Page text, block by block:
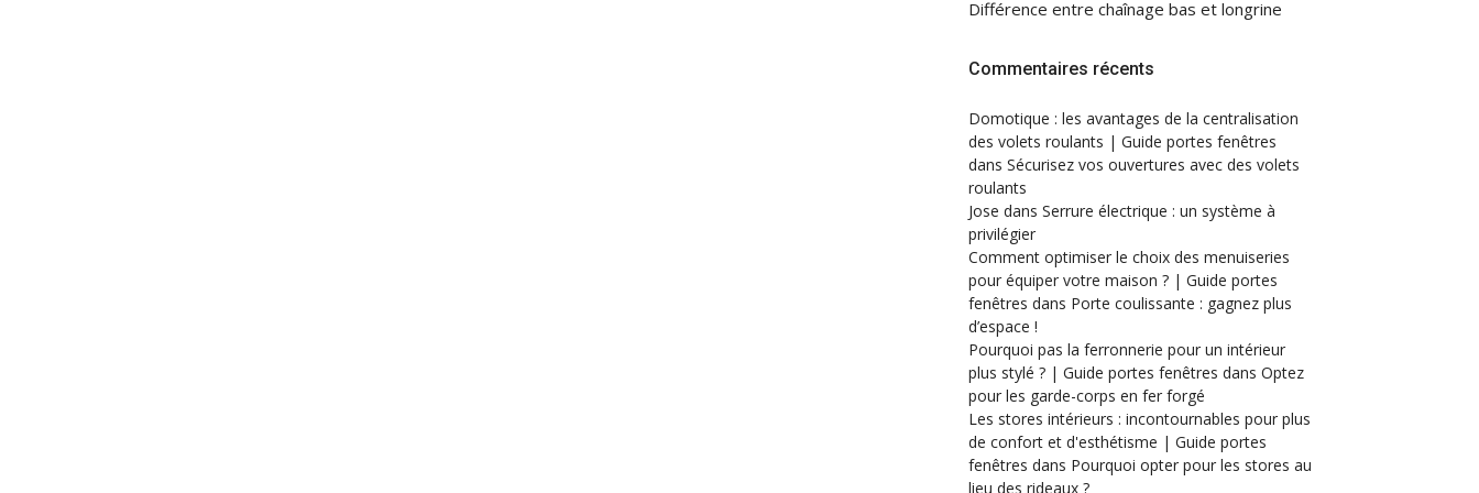
Différence entre chaînage bas et longrine
Commentaires récents
Domotique : les avantages de la centralisation
des volets roulants | Guide portes fenêtres
dans Sécurisez vos ouvertures avec des volets
roulants
Jose dans Serrure électrique : un système à
privilégier
Comment optimiser le choix des menuiseries
pour équiper votre maison ? | Guide portes
fenêtres dans Porte coulissante : gagnez plus
d’espace !
Pourquoi pas la ferronnerie pour un intérieur
plus stylé ? | Guide portes fenêtres dans Optez
pour les garde-corps en fer forgé
Les stores intérieurs : incontournables pour plus
de confort et d'esthétisme | Guide portes
fenêtres dans Pourquoi opter pour les stores au
lieu des rideaux ?